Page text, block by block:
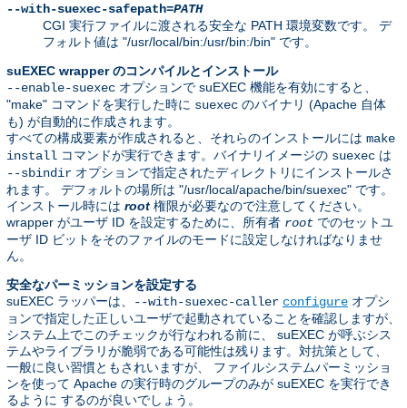
--with-suexec-safepath=PATH
CGI 実行ファイルに渡される安全な PATH 環境変数です。 デ
フォルト値は "/usr/local/bin:/usr/bin:/bin" です。
suEXEC wrapper のコンパイルとインストール
--enable-suexec オプションで suEXEC 機能を有効にすると、
"make" コマンドを実行した時に suexec のバイナリ (Apache 自体
も) が自動的に作成されます。
すべての構成要素が作成されると、それらのインストールには make
install コマンドが実行できます。バイナリイメージの suexec は
--sbindir オプションで指定されたディレクトリにインストールさ
れます。 デフォルトの場所は "/usr/local/apache/bin/suexec" です。
インストール時には root 権限が必要なので注意してください。
wrapper がユーザ ID を設定するために、所有者 root でのセットユ
ーザ ID ビットをそのファイルのモードに設定しなければなりませ
ん。
安全なパーミッションを設定する
suEXEC ラッパーは、
--with-suexec-caller configure オプシ
ョンで指定した正しいユーザで起動されていることを確認しますが、
システム上でこのチェックが行なわれる前に、 suEXEC が呼ぶシス
テムやライブラリが脆弱である可能性は残ります。対抗策として、
一般に良い習慣ともされいますが、 ファイルシステムパーミッショ
ンを使って Apache の実行時のグループのみが suEXEC を実行でき
るように するのが良いでしょう。